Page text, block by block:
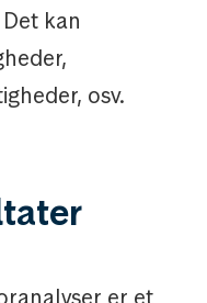
kan
osv.